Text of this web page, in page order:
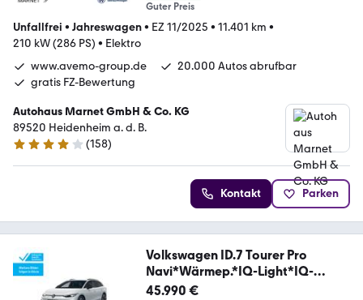
Guter Preis
Unfallfrei • Jahreswagen• EZ 11/2025 • 11.401 km •
210 kW (286 PS) • Elektro
www.avemo-group.de
20.000 Autos abrufbar
gratis FZ-Bewertung
Autohaus Marnet GmbH & Co. KG
89520 Heidenheim a. d. B.
4.1 Sterne
(158)
Kontakt Parken
Volkswagen ID.7 Tourer Pro
Navi*Wärmep.*IQ-Light*IQ-
Drive*A
45.990 €